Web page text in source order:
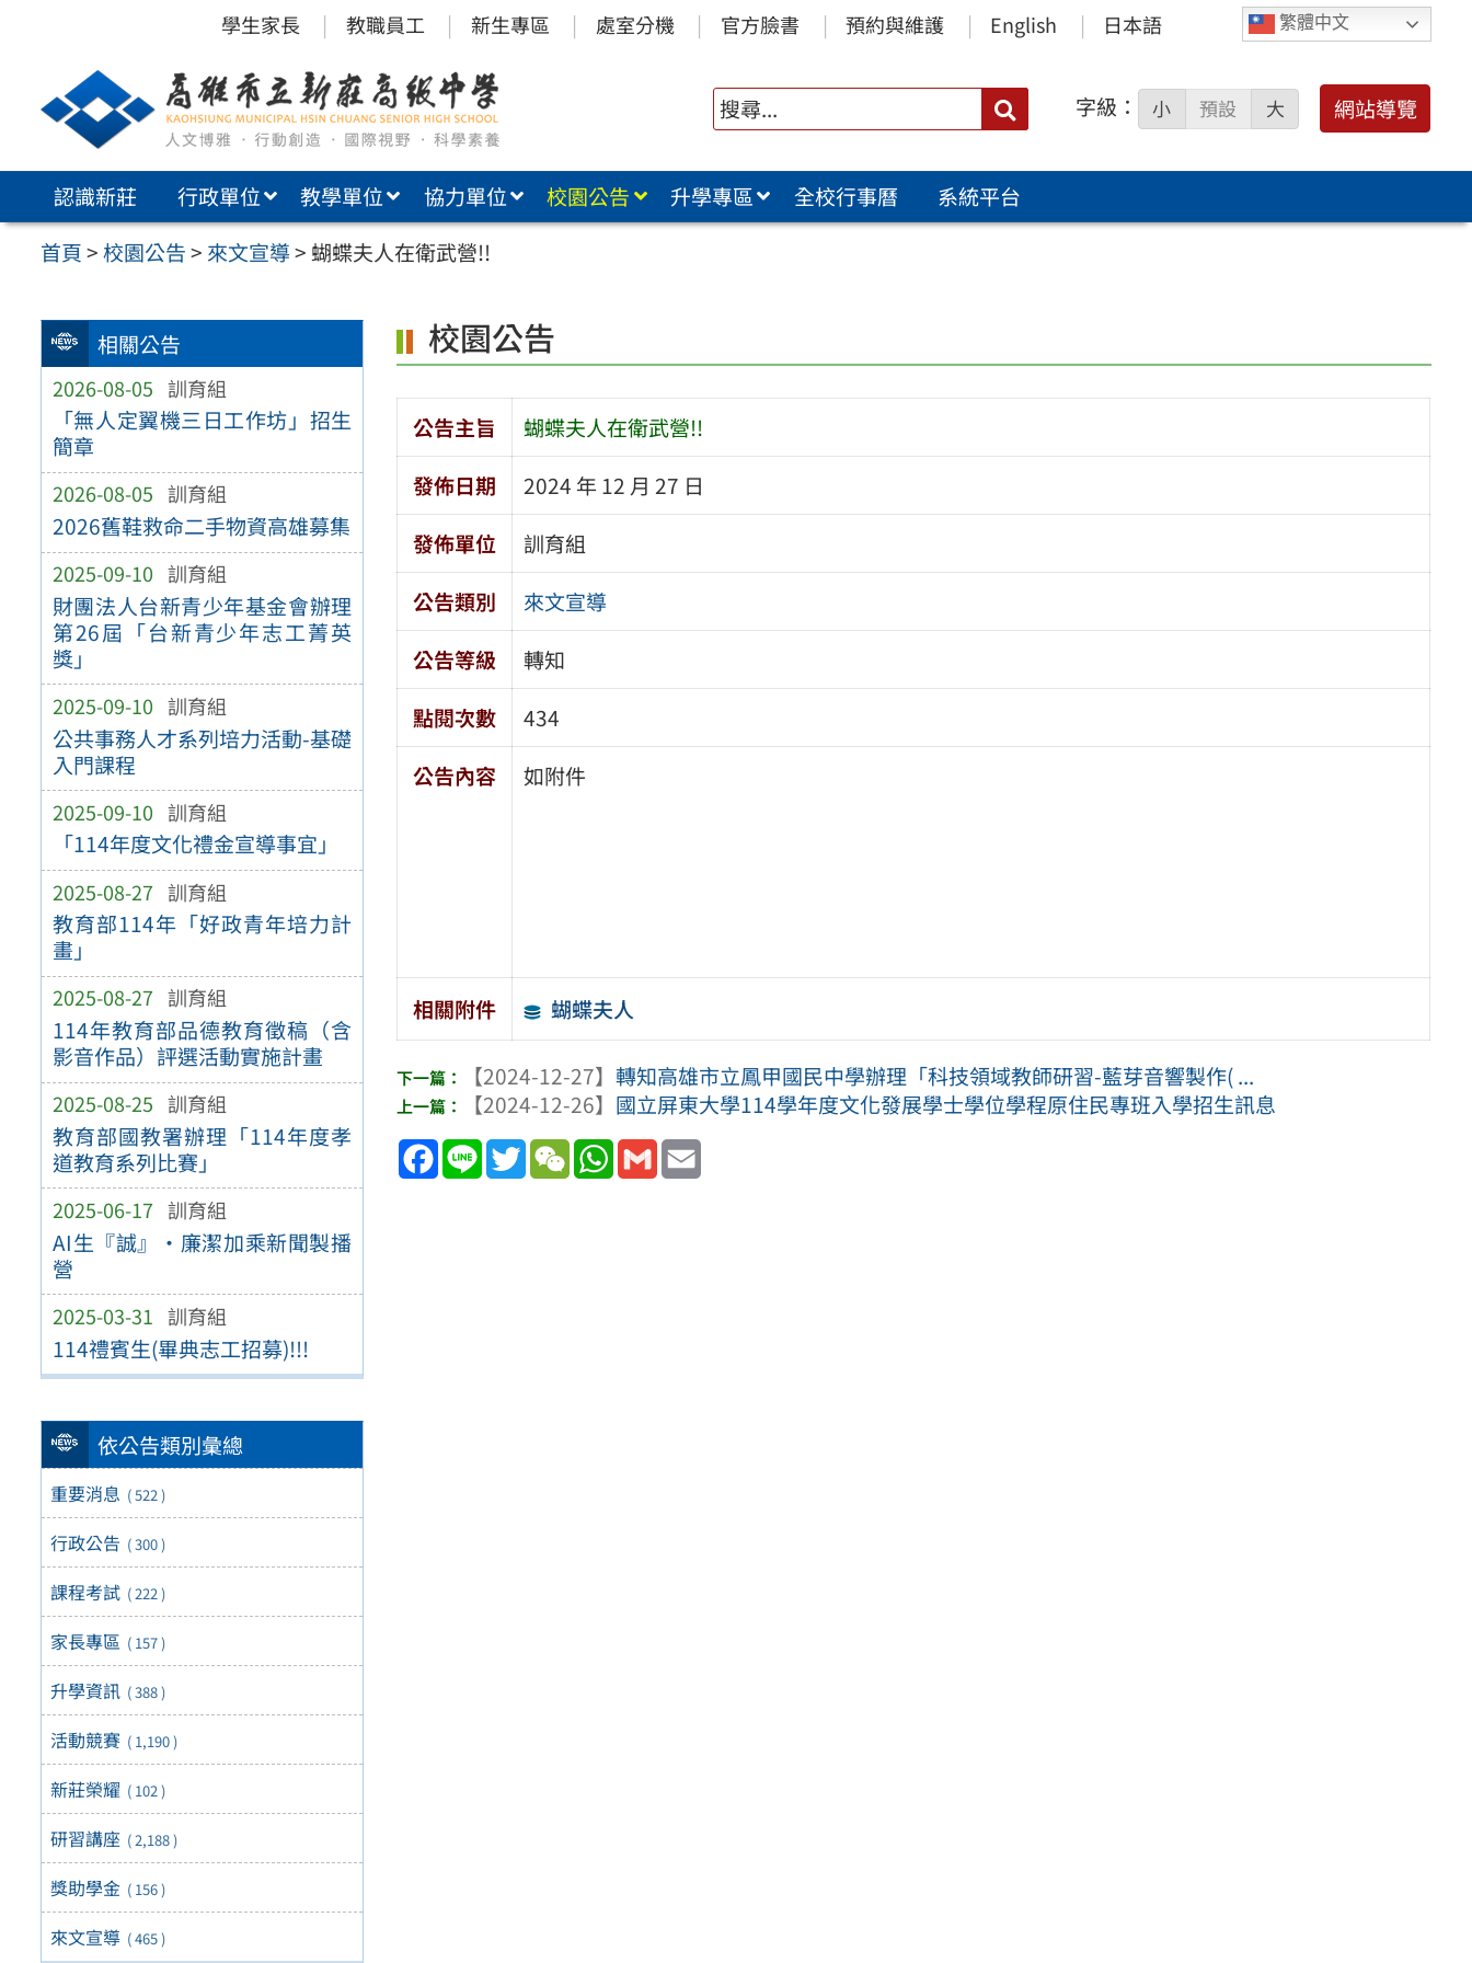
內
繁體中文
學生家長 教職員工 新生專區 處室分機 官方臉書 預約與維護 English 日本語
搜
尋：
字級： 小 預設 大 網站導覽
認識新莊 行政單位 教學單位 協力單位 校園公告 升學專區 全校行事曆
系統平台
首頁>校園公告> 來文宣導>蝴蝶夫人在衛武營!!
相關公告
2026-08-05 訓育組
「無人定翼機三日工作坊」招生
簡章
2026-08-05 訓育組
2026舊鞋救命二手物資高雄募集
2025-09-10 訓育組
財團法人台新青少年基金會辦理
第26屆「台新青少年志工菁英
獎」
2025-09-10 訓育組
公共事務人才系列培力活動-基礎
入門課程
2025-09-10 訓育組
「114年度文化禮金宣導事宜」
2025-08-27 訓育組
教育部114年「好政青年培力計
畫」
2025-08-27 訓育組
114年教育部品德教育徵稿（含
影音作品）評選活動實施計畫
2025-08-25 訓育組
教育部國教署辦理「114年度孝
道教育系列比賽」
2025-06-17 訓育組
AI生『誠』•廉潔加乘新聞製播
營
2025-03-31 訓育組
114禮賓生(畢典志工招募)!!!
依公告類別彙總
重要消息 ( 522 )
行政公告 ( 300 )
課程考試 ( 222 )
家長專區 ( 157 )
升學資訊 ( 388 )
活動競賽 ( 1,190 )
新莊榮耀 ( 102 )
研習講座 ( 2,188 )
獎助學金 ( 156 )
來文宣導 ( 465 )
校園公告
公告主旨
蝴蝶夫人在衛武營!!
發佈日期
2024 年 12 月 27 日
發佈單位
訓育組
公告類別
來文宣導
公告等級
轉知
點閱次數
434
公告內容
如附件
相關附件 蝴蝶夫人
【2024-12-27】轉知高雄市立鳳甲國民中學辦理「科技領域教師研習-藍芽音響製作( ...
【2024-12-26】 國立屏東大學114學年度文化發展學士學位學程原住民專班入學招生訊息
Facebook
Line TwitterWeChatWhatsApp
Gmail